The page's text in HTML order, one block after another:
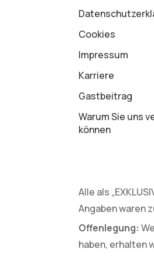
Cookies
Impressum
Karriere
Gastbeitrag
Warum Sie uns
können
Alle als
Angaben waren
Offenlegung:
haben, erhalten